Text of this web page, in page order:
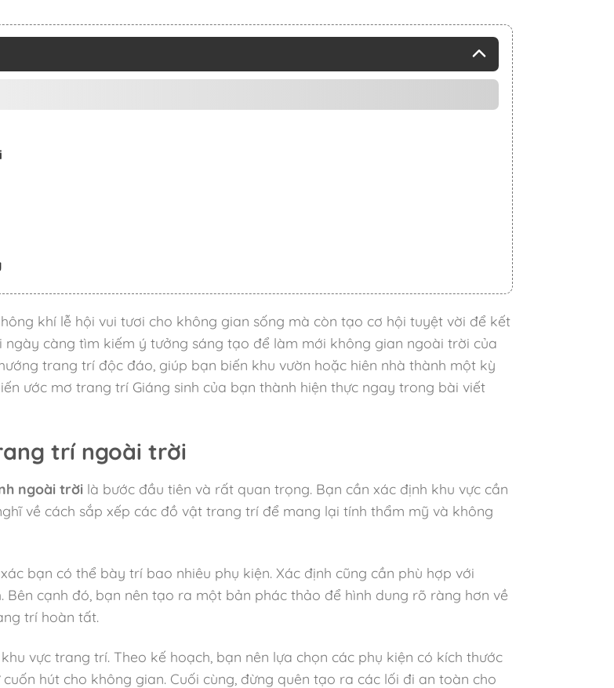
khí lễ hội vui tươi cho không gian sống mà còn tạo cơ hội tuyệt vời để kết
càng tìm kiếm ý tưởng sáng tạo để làm mới không gian ngoài trời của
trang trí độc đáo, giúp bạn biến khu vườn hoặc hiên nhà thành một kỳ
ước mơ trang trí Giáng sinh của bạn thành hiện thực ngay trong bài viết
trí ngoài trời
ngoài trờilà bước đầu tiên và rất quan trọng. Bạn cần xác định khu vực cần
về cách sắp xếp các đồ vật trang trí để mang lại tính thẩm mỹ và không
bạn có thể bày trí bao nhiêu phụ kiện. Xác định cũng cần phù hợp với
cạnh đó, bạn nên tạo ra một bản phác thảo để hình dung rõ ràng hơn về
trí hoàn tất.
vực trang trí. Theo kế hoạch, bạn nên lựa chọn các phụ kiện có kích thước
hút cho không gian. Cuối cùng, đừng quên tạo ra các lối đi an toàn cho